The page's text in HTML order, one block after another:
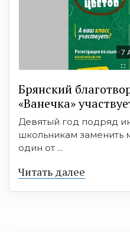
7
Брянский
«Ванечка»
Девятый год подряд
школьникам заменить
один от ...
Читать далее